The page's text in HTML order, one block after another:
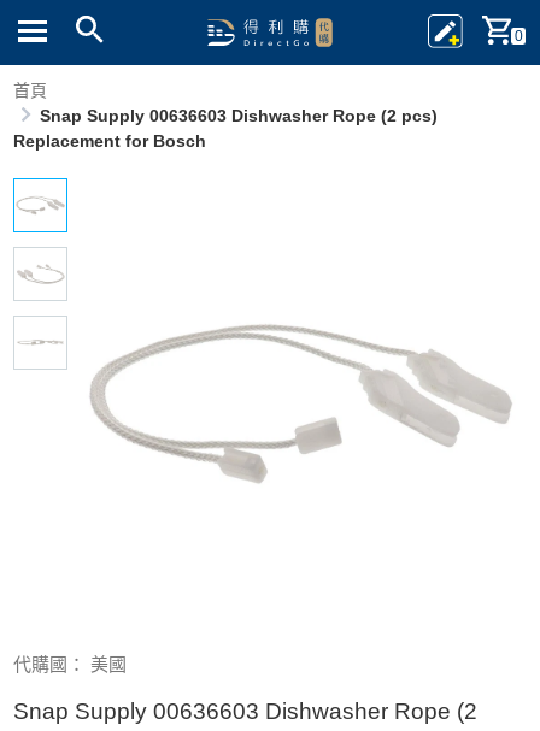
0
首頁
Snap Supply 00636603 Dishwasher Rope (2 pcs)
Replacement for Bosch
代購國： 美國
Snap Supply 00636603 Dishwasher Rope (2